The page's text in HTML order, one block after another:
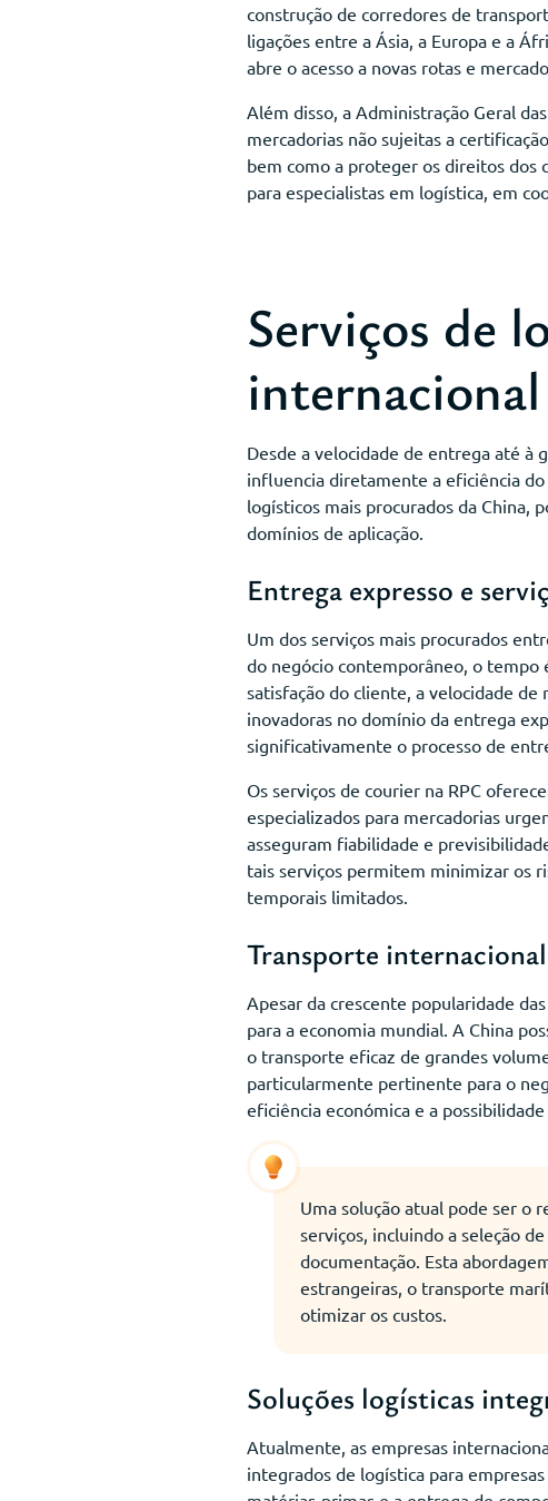
construção de corredores de
ligações entre a Ásia, a Europa e a
abre o acesso a novas rotas e
Além disso, a Administração Geral
mercadorias não sujeitas a
bem como a proteger os direitos dos
para especialistas em logística, em
Serviços de
internacional
Desde a velocidade de entrega até à
influencia diretamente a eficiência
logísticos mais procurados da China,
domínios de aplicação.
Entrega expresso e
Um dos serviços mais procurados
do negócio contemporâneo, o
satisfação do cliente, a velocidade
inovadoras no domínio da entrega
significativamente o processo de
Os serviços de courier na RPC
especializados para mercadorias
asseguram fiabilidade e
tais serviços permitem minimizar os
temporais limitados.
Transporte
Apesar da crescente popularidade
para a economia mundial. A China
o transporte eficaz de grandes
particularmente pertinente para o
eficiência económica e a
Uma solução atual pode ser o
serviços, incluindo a seleção
documentação. Esta
estrangeiras, o transporte
otimizar os custos.
Soluções logísticas
Atualmente, as empresas
integrados de logística para